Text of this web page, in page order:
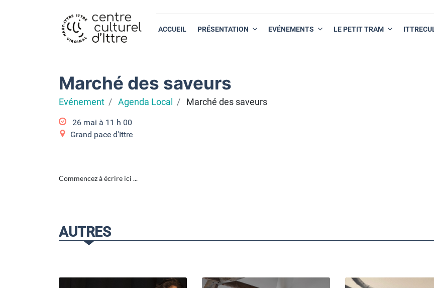
ACCUEIL PRÉSENTATION EVÉNEMENTS LE PETIT TRAM
Marché des saveurs
Evénement Agenda Local Marché des saveurs
26 mai à 11 h 00
Grand pace d'Ittre
Commencez à écrire ici ...
AUTRES